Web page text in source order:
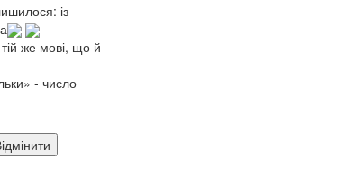
із
же мові, що й
- число